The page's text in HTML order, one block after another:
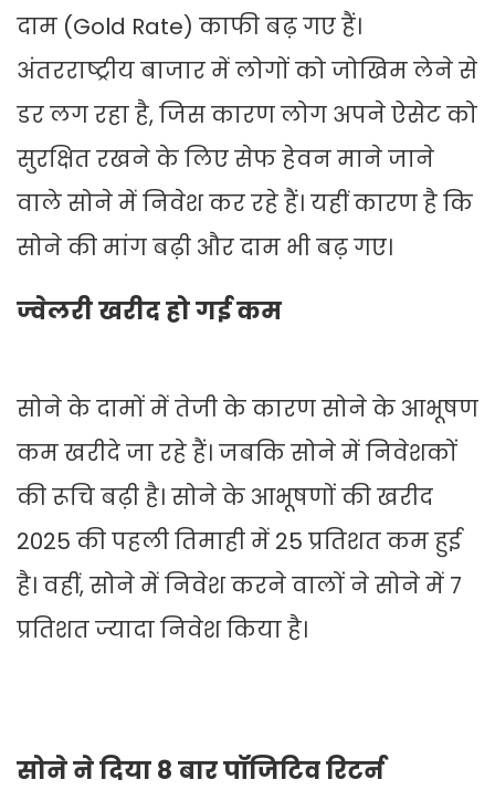
दाम (Gold Rate) काफी बढ़ गए हैं।
अंतरराष्ट्रीय बाजार में लोगों को जोखिम लेने से
डर लग रहा है, जिस कारण लोग अपने ऐसेट को
सुरक्षित रखने के लिए सेफ हेवन माने जाने
वाले सोने में निवेश कर रहे हैं। यहीं कारण है कि
सोने की मांग बढ़ी और दाम भी बढ़ गए।
ज्वेलरी खरीद हो गई कम
सोने के दामों में तेजी के कारण सोने के आभूषण
कम खरीदे जा रहे हैं। जबकि सोने में निवेशकों
की रूचि बढ़ी है। सोने के आभूषणों की खरीद
2025 की पहली तिमाही में 25 प्रतिशत कम हुई
है। वहीं, सोने में निवेश करने वालों ने सोने में 7
प्रतिशत ज्यादा निवेश किया है।
सोने ने दिया 8 बार पॉजिटिव रिटर्न